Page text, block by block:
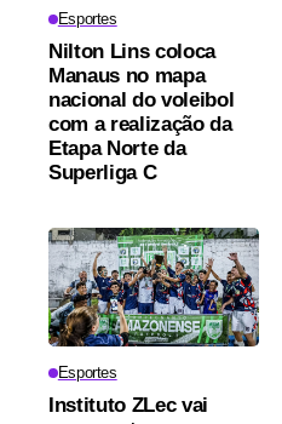
Esportes
Nilton Lins coloca
Manaus no mapa
nacional do voleibol
com a realização da
Etapa Norte da
Superliga C
Esportes
Instituto ZLec vai